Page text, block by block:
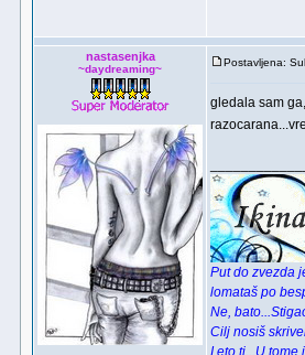
nastasenjka
~daydreaming~
Postavljena:
gledala sam
Put do zvezda
lomataš po
Ne,
Cilj nosiš
I eto ti...U tome